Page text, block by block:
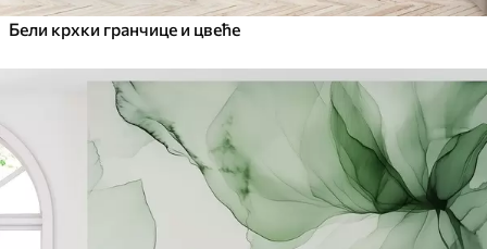
Бели крхки гранчице и цвеће